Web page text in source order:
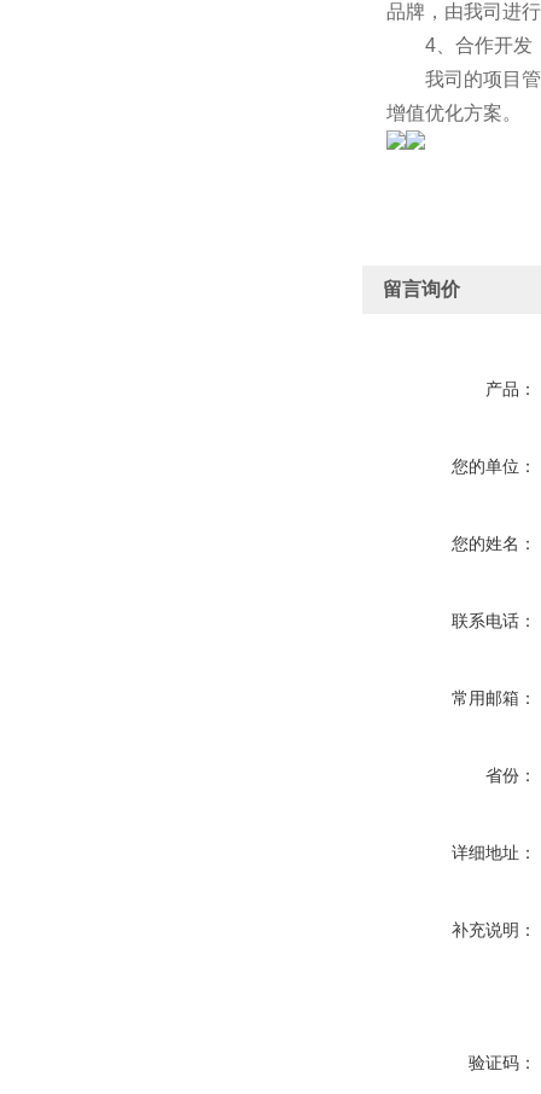
品牌，由我司进
4、合作开发
我司的项目管
增值优化方案。
留言询价
产品：
您的单位：
您的姓名：
联系电话：
常用邮箱：
省份：
详细地址：
补充说明：
验证码：